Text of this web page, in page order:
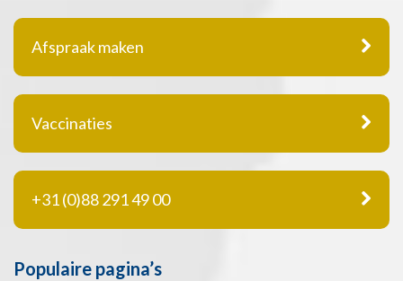
Afspraak maken
Vaccinaties
+31 (0)88 291 49 00
Populaire pagina’s